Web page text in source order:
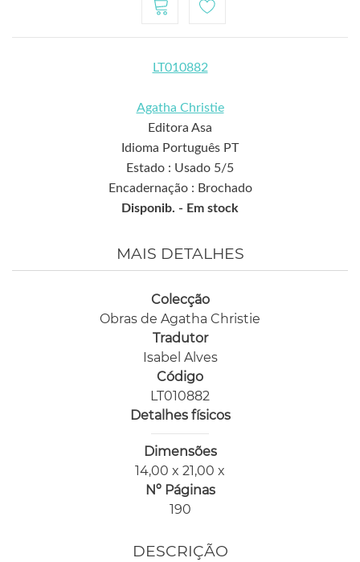
LT010882
Agatha Christie
Editora Asa
Idioma Português PT
Estado : Usado 5/5
Encadernação : Brochado
Disponib. - Em stock
MAIS DETALHES
Colecção
Obras de Agatha Christie
Tradutor
Isabel Alves
Código
LT010882
Detalhes físicos
Dimensões
14,00 x 21,00 x
Nº Páginas
190
DESCRIÇÃO